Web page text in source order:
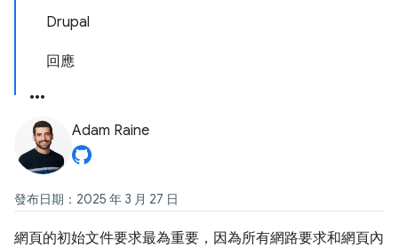
Drupal
回應
Adam Raine
發布日期：2025 年 3 月 27 日
網頁的初始文件要求最為重要，因為所有網路要求和網頁內